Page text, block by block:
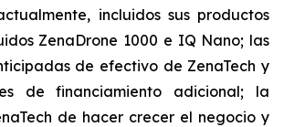
incluidos sus productos
ZenaDrone 1000 e IQ Nano; las
de efectivo de ZenaTech y
de financiamiento adicional; la
de hacer crecer el negocio y